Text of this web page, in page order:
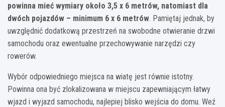
powinna mieć wymiary około 3,5 x 6 metrów, natomiast dla
dwóch pojazdów – minimum 6 x 6 metrów. Pamiętaj jednak, by
uwzględnić dodatkową przestrzeń na swobodne otwieranie drzwi
samochodu oraz ewentualne przechowywanie narzędzi czy
rowerów.
Wybór odpowiedniego miejsca na wiatę jest równie istotny.
Powinna ona być zlokalizowana w miejscu zapewniającym łatwy
wjazd i wyjazd samochodu, najlepiej blisko wejścia do domu. Weź